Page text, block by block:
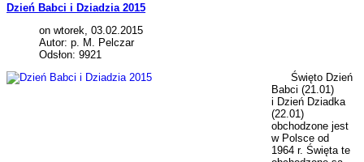
Dzień Babci i Dziadzia 2015
on wtorek, 03.02.2015
Autor: p. M. Pelczar
Odsłon: 9921
Święto Dzień
Babci (21.01)
i Dzień Dziadka
(22.01)
obchodzone jest
w Polsce od
1964 r. Święta te